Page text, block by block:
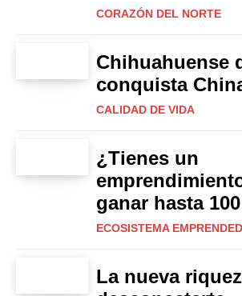
CORAZÓN DEL NORTE
Chihuahuense
conquista
CALIDAD DE VIDA
¿Tienes un
ganar hasta
ECOSISTEMA
La nueva